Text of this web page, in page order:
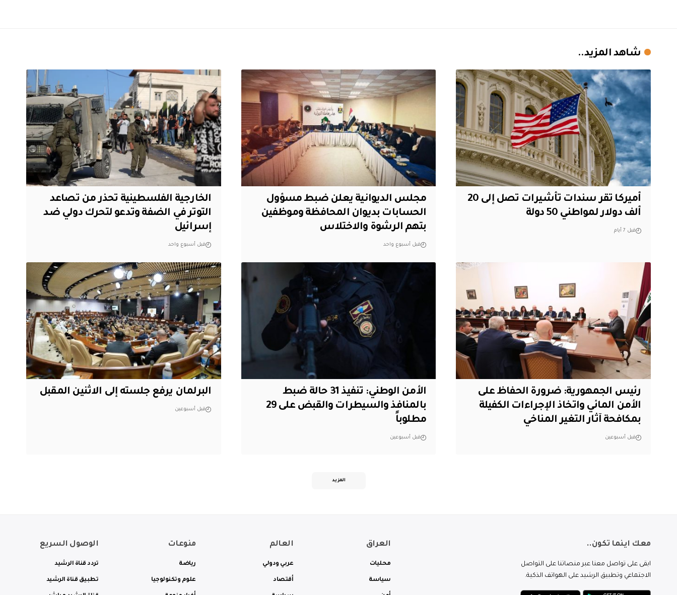
شاهد المزيد..
أميركا تقر سندات تأشيرات تصل إلى 20
ألف دولار لمواطني 50 دولة
قبل 7 أيام
مجلس الديوانية يعلن ضبط مسؤول
الحسابات بديوان المحافظة وموظفين
بتهم الرشوة والاختلاس
قبل أسبوع واحد
الخارجية الفلسطينية تحذر من تصاعد
التوتر في الضفة وتدعو لتحرك دولي ضد
إسرائيل
قبل أسبوع واحد
رئيس الجمهورية: ضرورة الحفاظ على
الأمن المائي واتخاذ الإجراءات الكفيلة
بمكافحة آثار التغير المناخي
قبل أسبوعين
الأمن الوطني: تنفيذ 31 حالة ضبط
بالمنافذ والسيطرات والقبض على 29
مطلوباً
قبل أسبوعين
البرلمان يرفع جلسته إلى الاثنين المقبل
قبل أسبوعين
المزيد
معك اينما تكون..
ابقى على تواصل معنا عبر منصاتنا على التواصل
الاجتماعي وتطبيق الرشيد على الهواتف الذكية.
العراق
محليات
سياسة
العالم
عربي ودولي
أقتصاد
منوعات
رياضة
علوم وتكنولوجيا
الوصول السريع
تردد قناة الرشيد
تطبيق قناة الرشيد